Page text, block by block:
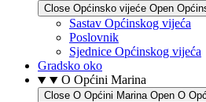
Close Općinsko vijeće Open
Sastav Općinskog vijeća
Poslovnik
Sjednice Općinskog vijeća
Gradsko oko
O Općini Marina
Close O Općini Marina Open O